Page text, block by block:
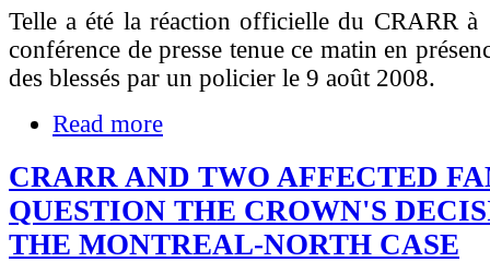
Telle a été la réaction officielle du CRARR
conférence de presse tenue ce matin en
des blessés par un policier le 9 août 2008.
Read more
CRARR AND TWO AFFECTED
QUESTION THE CROWN'S
THE MONTREAL-NORTH CASE